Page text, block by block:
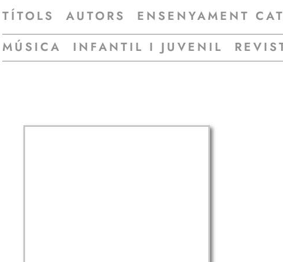
TÍTOLS AUTORS ENSENYAMENT
MÚSICA INFANTIL I JUVENIL